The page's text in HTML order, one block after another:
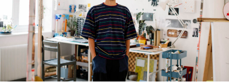
ESPACES DE PRATIQUE ARTISTIQUE ↓
Recherche
Connexion